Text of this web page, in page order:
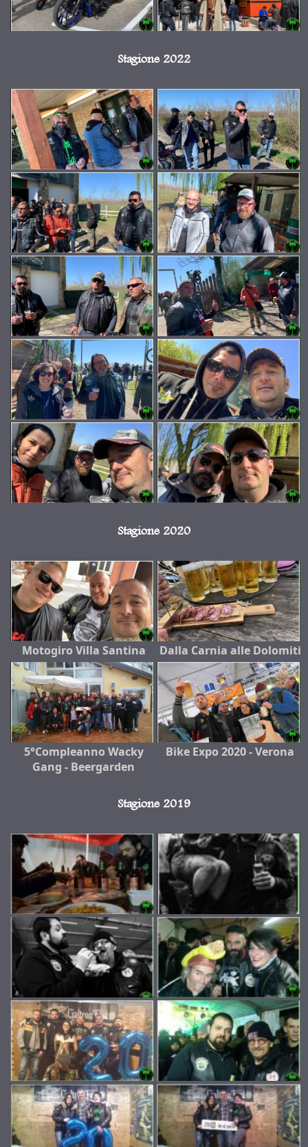
Stagione 2022
Stagione 2020
Motogiro Villa Santina Dalla Carnia alle Dolomiti
5°Compleanno Wacky
Gang - Beergarden
Bike Expo 2020 - Verona
Stagione 2019